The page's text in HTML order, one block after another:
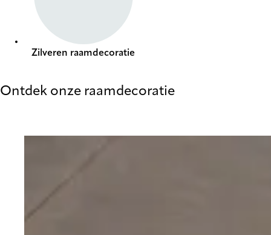
Zilveren raamdecoratie
Ontdek onze raamdecoratie